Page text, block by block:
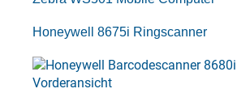
Honeywell 8675i Ringscanner